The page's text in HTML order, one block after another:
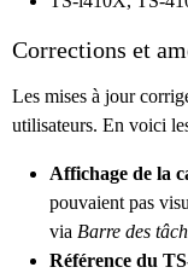
Corrections et
Les mises à jour
utilisateurs. En voici
Affichage de la
pouvaient pas
via Barre des
Référence du